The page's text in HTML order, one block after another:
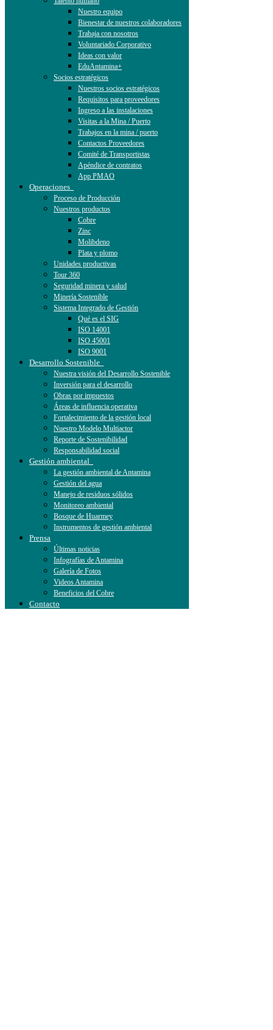
Nuestro equipo
Bienestar de nuestros colaboradores
Trabaja con nosotros
Voluntariado Corporativo
Ideas con valor
EduAntamina+
Socios estratégicos
Nuestros socios estratégicos
Requisitos para proveedores
Ingreso a las instalaciones
Visitas a la Mina / Puerto
Trabajos en la mina / puerto
Contactos Proveedores
Comité de Transportistas
Apéndice de contratos
App PMAO
Operaciones
Proceso de Producción
Nuestros productos
Cobre
Zinc
Molibdeno
Plata y plomo
Unidades productivas
Tour 360
Seguridad minera y salud
Minería Sostenible
Sistema Integrado de Gestión
Qué es el SIG
ISO 14001
ISO 45001
ISO 9001
Desarrollo Sostenible
Nuestra visión del Desarrollo Sostenible
Inversión para el desarrollo
Obras por impuestos
Áreas de influencia operativa
Fortalecimiento de la gestión local
Nuestro Modelo Multiactor
Reporte de Sostenibilidad
Responsabilidad social
Gestión ambiental
La gestión ambiental de Antamina
Gestión del agua
Manejo de residuos sólidos
Monitoreo ambiental
Bosque de Huarmey
Instrumentos de gestión ambiental
Prensa
Últimas noticias
Infografías de Antamina
Galería de Fotos
Videos Antamina
Beneficios del Cobre
Contacto